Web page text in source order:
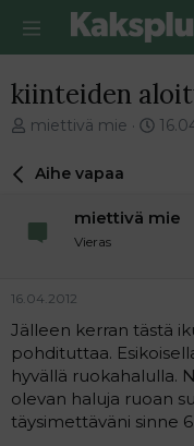
kiinteiden
V
e
i
t
u
n
a
l
o
i
miettivä mie
E
m
m
n
v
i
e
s
Aihe vapaa
miettivä mie
Vieras
16.04.2012
Jälleen kerran tästä
pohdituttaa.
hyvällä ruokahalulla.
olevan haluja ruoan
täysimettäväni sinne